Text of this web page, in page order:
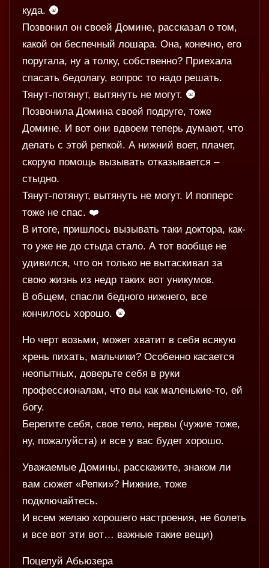
куда. 🌚
Позвонил он своей Домине, рассказал о том,
какой он беспечный лошара. Она, конечно, его
поругала, ну а толку, собственно? Приехала
спасать бедолагу, вопрос то надо решать.
Тянут-потянут, вытянуть не могут. 🌚
Позвонила Домина своей подруге, тоже
Домине. И вот они вдвоем теперь думают, что
делать с этой репкой. А нижний воет, плачет,
скорую помощь вызывать отказывается –
стыдно.
Тянут-потянут, вытянуть не могут. И попперс
тоже не спас. ❤️
В итоге, пришлось вызывать таки доктора, как-
то уже не до стыда стало. А тот вообще не
удивился, что он только не вытаскивал за
свою жизнь из недр таких вот уникумов.
В общем, спасли бедного нижнего, все
кончилось хорошо. 🌚
Но черт возьми, может хватит в себя всякую
хрень пихать, мальчики? Особенно касается
неопытных, доверьте себя в руки
профессионалам, что вы как маленькие-то, ей
богу.
Берегите себя, свое тело, нервы (чужие тоже,
ну, пожалуйста) и все у вас будет хорошо.
Уважаемые Домины, расскажите, знаком ли
вам сюжет «Репки»? Нижние, тоже
подключайтесь.
И всем желаю хорошего настроения, не болеть
и все вот эти вот… важные такие вещи)
Поцелуй Абьюзера